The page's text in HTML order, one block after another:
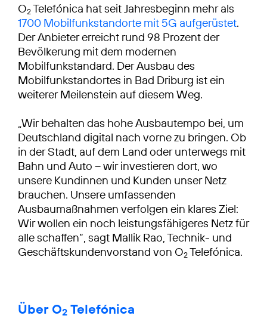
O2Telefónica hat seit Jahresbeginn mehr als
1700 Mobilfunkstandorte mit 5G aufgerüstet.
Der Anbieter erreicht rund 98 Prozent der
Bevölkerung mit dem modernen
Mobilfunkstandard. Der Ausbau des
Mobilfunkstandortes in Bad Driburg ist ein
weiterer Meilenstein auf diesem Weg.
„Wir behalten das hohe Ausbautempo bei, um
Deutschland digital nach vorne zu bringen. Ob
in der Stadt, auf dem Land oder unterwegs mit
Bahn und Auto – wir investieren dort, wo
unsere Kundinnen und Kunden unser Netz
brauchen. Unsere umfassenden
Ausbaumaßnahmen verfolgen ein klares Ziel:
Wir wollen ein noch leistungsfähigeres Netz für
alle schaffen“, sagt Mallik Rao, Technik- und
Geschäftskundenvorstand von O2Telefónica.
Über O2 Telefónica